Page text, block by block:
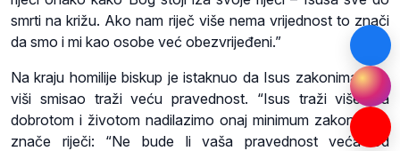
smrti na križu. Ako nam riječ više nema vrijednost to znači
da smo i mi kao osobe već obezvrijeđeni.”
Na kraju homilije biskup je istaknuo da Isus zakonima daje
viši smisao traži veću pravednost. “Isus traži više: da
dobrotom i životom nadilazimo onaj minimum zakona. To
znače riječi: “Ne bude li vaša pravednost veća od